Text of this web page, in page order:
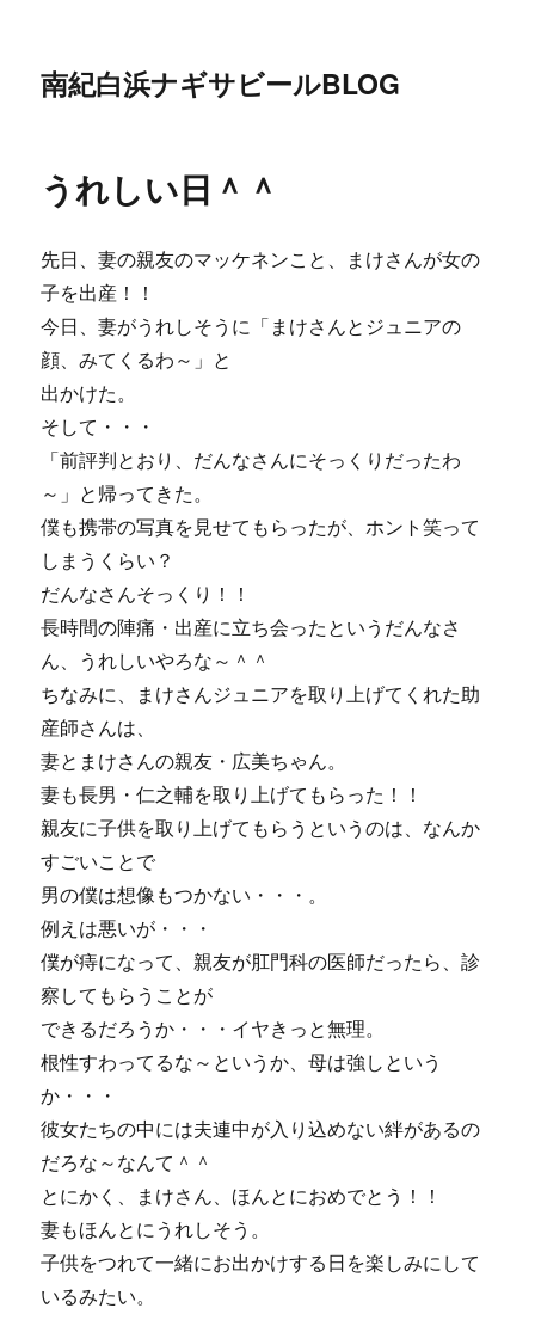
南紀白浜ナギサビールBLOG
うれしい日＾＾
先日、妻の親友のマッケネンこと、まけさんが女の
子を出産！！
今日、妻がうれしそうに「まけさんとジュニアの
顔、みてくるわ～」と
出かけた。
そして・・・
「前評判とおり、だんなさんにそっくりだったわ
～」と帰ってきた。
僕も携帯の写真を見せてもらったが、ホント笑って
しまうくらい？
だんなさんそっくり！！
長時間の陣痛・出産に立ち会ったというだんなさ
ん、うれしいやろな～＾＾
ちなみに、まけさんジュニアを取り上げてくれた助
産師さんは、
妻とまけさんの親友・広美ちゃん。
妻も長男・仁之輔を取り上げてもらった！！
親友に子供を取り上げてもらうというのは、なんか
すごいことで
男の僕は想像もつかない・・・。
例えは悪いが・・・
僕が痔になって、親友が肛門科の医師だったら、診
察してもらうことが
できるだろうか・・・イヤきっと無理。
根性すわってるな～というか、母は強しという
か・・・
彼女たちの中には夫連中が入り込めない絆があるの
だろな～なんて＾＾
とにかく、まけさん、ほんとにおめでとう！！
妻もほんとにうれしそう。
子供をつれて一緒にお出かけする日を楽しみにして
いるみたい。